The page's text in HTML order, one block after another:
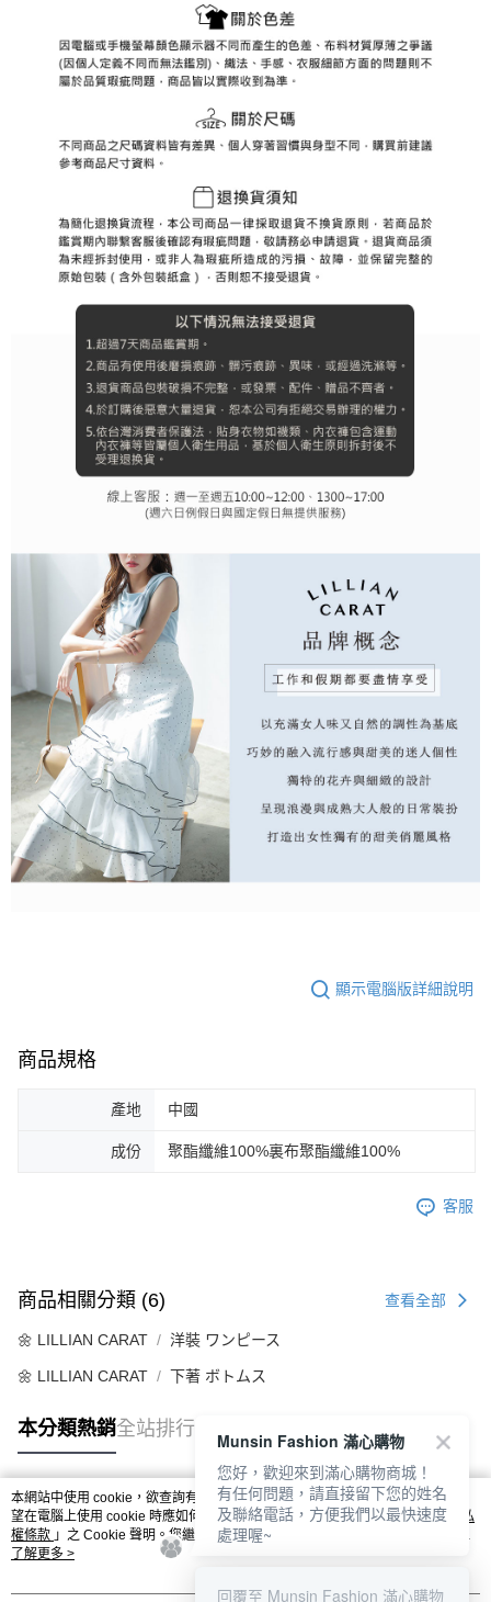
顯示電腦版詳細說明
商品規格
產地 中國
成份 聚酯纖維100%裏布聚酯纖維100%
客服
商品相關分類 (6) 查看全部
🌼 LILLIAN CARAT 洋裝 ワンピース
🌼 LILLIAN CARAT 下著 ボトムス
本分類熱銷全站排行
熱門標籤
本網站中使用 cookie，欲查詢有關本網站使用 cookie 方式之詳情，及若您不希
望在電腦上使用 cookie 時應如何變更電腦的 cookie 設定，請參閱本網站「
隱私
權條款 」之 Cookie 聲明。您繼續使用本網站即表示您同意本公司得按本網站使
用條款之 Cookie 聲明使用 cookie。
了解更多 >
Munsin Fashion 滿心購物
您好，歡迎來到滿心購物商城！
有任何問題，請直接留下您的姓名
及聯絡電話，方便我們以最快速度
處理喔~
回覆至 Munsin Fashion 滿心購物